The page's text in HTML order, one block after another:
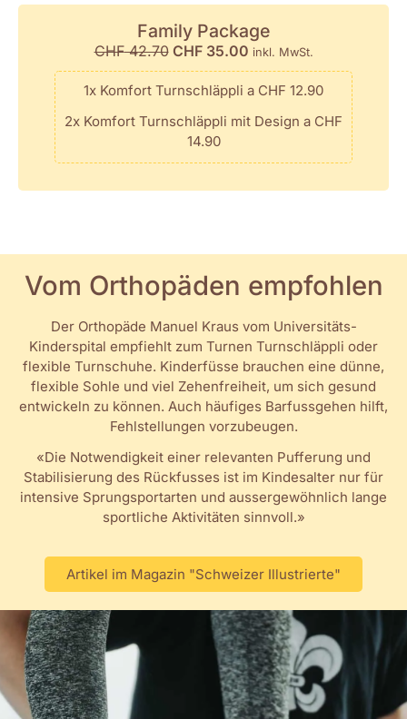
Family Package
CHF42.70 CHF35.00 inkl. MwSt.
1x Komfort Turnschläppli a CHF 12.90
2x Komfort Turnschläppli mit Design a CHF
14.90
Vom Orthopäden empfohlen
Der Orthopäde Manuel Kraus vom Universitäts-
Kinderspital empfiehlt zum Turnen Turnschläppli oder
flexible Turnschuhe. Kinderfüsse brauchen eine dünne,
flexible Sohle und viel Zehenfreiheit, um sich gesund
entwickeln zu können. Auch häufiges Barfussgehen hilft,
Fehlstellungen vorzubeugen.
«Die Notwendigkeit einer relevanten Pufferung und
Stabilisierung des Rückfusses ist im Kindesalter nur für
intensive Sprungsportarten und aussergewöhnlich lange
sportliche Aktivitäten sinnvoll.»
Artikel im Magazin "Schweizer Illustrierte"